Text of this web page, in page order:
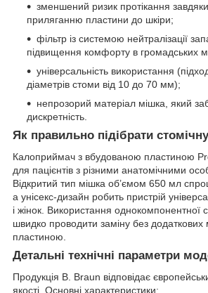
зменшений ризик протікання
приляганню пластини до шкіри;
фільтр із системою нейтралізації
підвищення комфорту в громадських
універсальність використання
діаметрів стоми від 10 до 70 мм);
непрозорий матеріал мішка, який
дискретність.
Як правильно підібрати
Калоприймач з вбудованою пластиною
для пацієнтів з різними анатомічними
Відкритий тип мішка об’ємом 650 мл
а унісекс-дизайн робить пристрій
і жінок. Використання однокомпонентної
швидко проводити заміну без додаткових
пластиною.
Детальні технічні параметри
Продукція B. Braun відповідає
якості. Основні характеристики: